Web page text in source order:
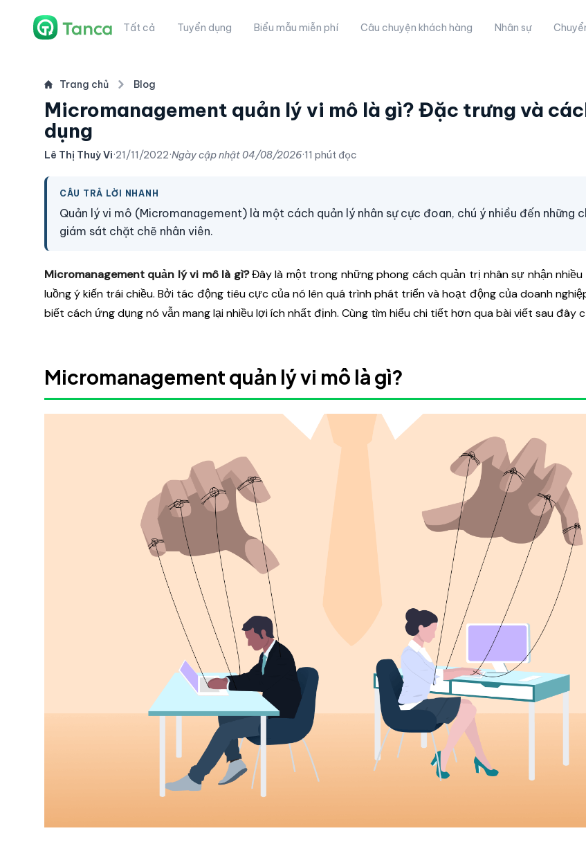
Tất cả Tuyển dụng Biểu mẫu miễn phí Câu chuyện khách hàng Nhân sự
Trang chủ Blog
Micromanagement quản lý vi mô là gì? Đặc trưng và
dụng
Lê Thị Thuỳ Vi·21/11/2022·Ngày cập nhật04/08/2026·11 phút đọc
CÂU TRẢ LỜI NHANH
Quản lý vi mô (Micromanagement) là một cách quản lý nhân sự cực đoan, chú ý nhiều đến những
giám sát chặt chẽ nhân viên.
Micromanagement quản lý vi mô là gì?Đây là một trong những phong cách quản trị nhân sự nhận
luồng ý kiến trái chiều. Bởi tác động tiêu cực của nó lên quá trình phát triển và hoạt động của doanh
biết cách ứng dụng nó vẫn mang lại nhiều lợi ích nhất định. Cùng tìm hiểu chi tiết hơn qua bài viết sau đây
Micromanagement quản lý vi mô là gì?